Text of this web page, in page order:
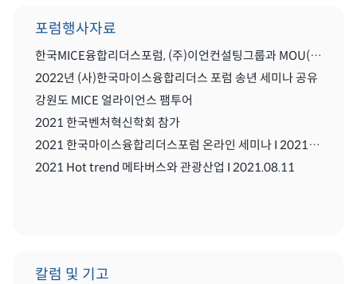
포럼행사자료
한국MICE융합리더스포럼, (주)이언컨설팅그룹과 MOU(업무협약) 체결식
2022년 (사)한국마이스융합리더스 포럼 송년 세미나 공유
강원도 MICE 얼라이언스 팸투어
2021 한국벤처혁신학회 참가
2021 한국마이스융합리더스포럼 온라인 세미나 I 2021.08..11
2021 Hot trend 메타버스와 관광산업 I 2021.08.11
칼럼 및 기고